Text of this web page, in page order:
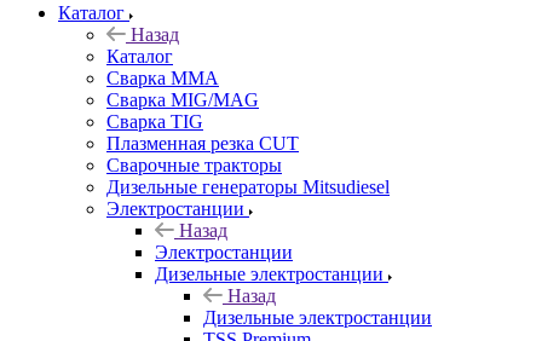
Каталог
Назад
Каталог
Сварка MMA
Сварка MIG/MAG
Сварка TIG
Плазменная резка CUT
Сварочные тракторы
Дизельные генераторы Mitsudiesel
Электростанции
Назад
Электростанции
Дизельные электростанции
Назад
Дизельные электростанции